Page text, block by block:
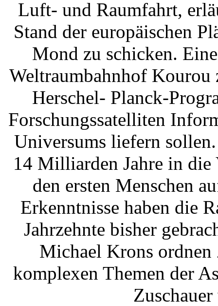
Luft- und Raumfahrt,
Stand der europäischen
Mond zu schicken.
Weltraumbahnhof Kourou
Herschel- Planck-
Forschungssatelliten
Universums liefern
14 Milliarden Jahre in die
den ersten Menschen
Erkenntnisse haben die
Jahrzehnte bisher
Michael Krons ordnen
komplexen Themen der